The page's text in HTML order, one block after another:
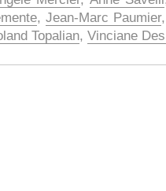
, Jean-Marc Paumier
Topalian, Vinciane